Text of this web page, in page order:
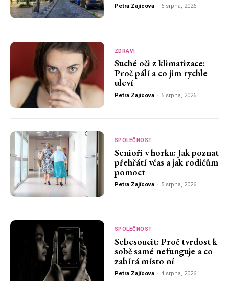
Petra Zajícova - 6 srpna, 2026
ZDRAVÍ
Suché oči z klimatizace:
Proč pálí a co jim rychle
uleví
Petra Zajícova - 5 srpna, 2026
SPOLEČNOST
Senioři v horku: Jak poznat
přehřátí včas a jak rodičům
pomoct
Petra Zajícova - 5 srpna, 2026
SPOLEČNOST
Sebesoucit: Proč tvrdost k
sobě samé nefunguje a co
zabírá místo ní
Petra Zajícova - 4 srpna, 2026